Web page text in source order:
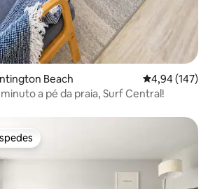
Beach 4,94 de uma
4,94 (147)
a pé da praia, Surf Central!